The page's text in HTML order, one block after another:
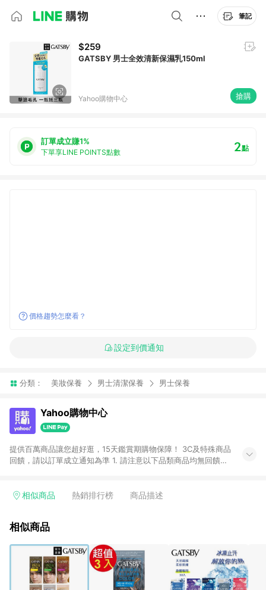
筆記
$259
GATSBY 男士全效清新保濕乳150ml
Yahoo購物中心 搶購
訂單成立賺1%
下單享LINE POINTS點數 2點
價格趨勢怎麼看？
設定到價通知
分類： 美妝保養 男士清潔保養 男士保養
Yahoo購物中心
提供百萬商品讓您超好逛，15天鑑賞期購物保障！ 3C及特殊商品
回饋，請以訂單成立通知為準 1. 請注意以下品類商品均無回饋：
電玩/遊戲/相機/單眼/鏡頭/拍立得 [2024/6/1起適用] -內接硬
的購回饋活動享Yahoo超贈點回饋者 - 購物中心商店之商品：商
3. 訂單回饋金額將扣除運費/購物金/超贈點/福利金/紅利折抵/折
價券等虛擬貨幣折抵 4. 大宗採購或批發轉賣不具回饋資格： 如
有相關事證認定您為大宗採購、批發轉賣而非最終消費使用者，
相關認定以Yahoo購物中心之認定為準
相似商品 熱銷排行榜 商品描述
相似商品